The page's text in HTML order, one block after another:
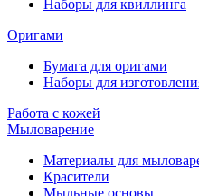
Наборы для квиллинга
Оригами
Бумага для оригами
Наборы для
Работа с кожей
Мыловарение
Материалы для
Красители
Мыльные основы